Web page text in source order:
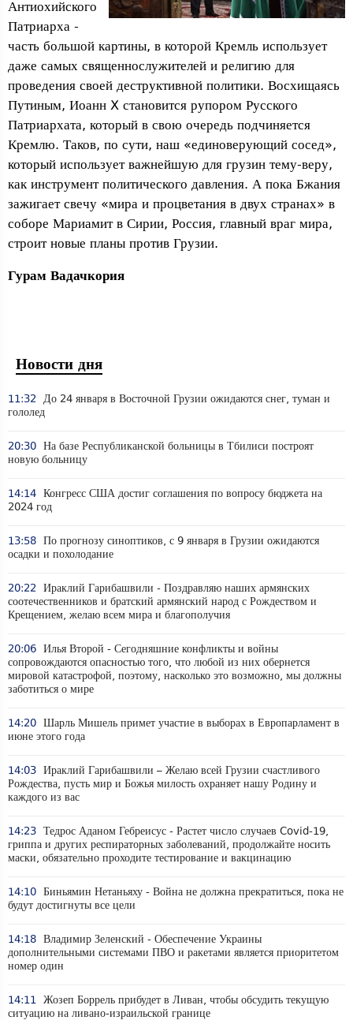
Антиохийского
Патриарха -
часть большой картины, в которой Кремль использует
даже самых священнослужителей и религию для
проведения своей деструктивной политики. Восхищаясь
Путиным, Иоанн X становится рупором Русского
Патриархата, который в свою очередь подчиняется
Кремлю. Таков, по сути, наш «единоверующий сосед»,
который использует важнейшую для грузин тему-веру,
как инструмент политического давления. А пока Бжания
зажигает свечу «мира и процветания в двух странах» в
соборе Мариамит в Сирии, Россия, главный враг мира,
строит новые планы против Грузии.
Гурам Вадачкория
Новости дня
11:32
До 24 января в Восточной Грузии ожидаются снег, туман и
гололед
20:30 На базе Республиканской больницы в Тбилиси построят
новую больницу
14:14 Конгресс США достиг соглашения по вопросу бюджета на
2024 год
13:58 По прогнозу синоптиков, с 9 января в Грузии ожидаются
осадки и похолодание
20:22
Ираклий Гарибашвили - Поздравляю наших армянских
соотечественников и братский армянский народ с Рождеством и
Крещением, желаю всем мира и благополучия
20:06 Илья Второй - Сегодняшние конфликты и войны
сопровождаются опасностью того, что любой из них обернется
мировой катастрофой, поэтому, насколько это возможно, мы должны
заботиться о мире
14:20 Шарль Мишель примет участие в выборах в Европарламент в
июне этого года
14:03 Ираклий Гарибашвили – Желаю всей Грузии счастливого
Рождества, пусть мир и Божья милость охраняет нашу Родину и
каждого из вас
14:23 Тедрос Аданом Гебреисус - Растет число случаев Covid-19,
гриппа и других респираторных заболеваний, продолжайте носить
маски, обязательно проходите тестирование и вакцинацию
14:10 Биньямин Нетаньяху - Война не должна прекратиться, пока не
будут достигнуты все цели
14:18 Владимир Зеленский - Обеспечение Украины
дополнительными системами ПВО и ракетами является приоритетом
номер один
14:11
Жозеп Боррель прибудет в Ливан, чтобы обсудить текущую
ситуацию на ливано-израильской границе